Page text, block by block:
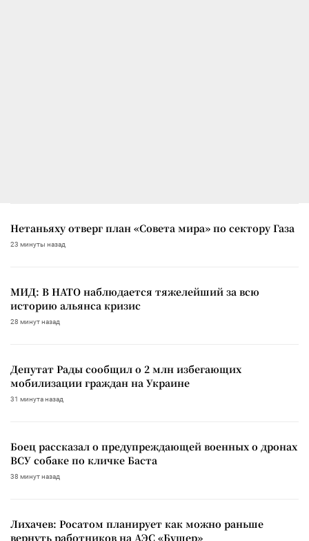
Нетаньяху отверг план «Совета мира» по сектору Газа
23 минуты назад
МИД: В НАТО наблюдается тяжелейший за всю
историю альянса кризис
28 минут назад
Депутат Рады сообщил о 2 млн избегающих
мобилизации граждан на Украине
31 минута назад
Боец рассказал о предупреждающей военных о дронах
ВСУ собаке по кличке Баста
38 минут назад
Лихачев: Росатом планирует как можно раньше
вернуть работников на АЭС «Бушер»